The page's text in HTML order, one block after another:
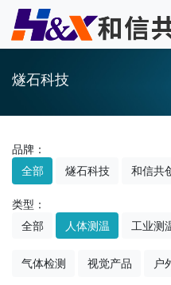
燧石科技
品牌：
全部
燧石科技 和信共
类型：
全部
人体测温 工业测
气体检测 视觉产品 户